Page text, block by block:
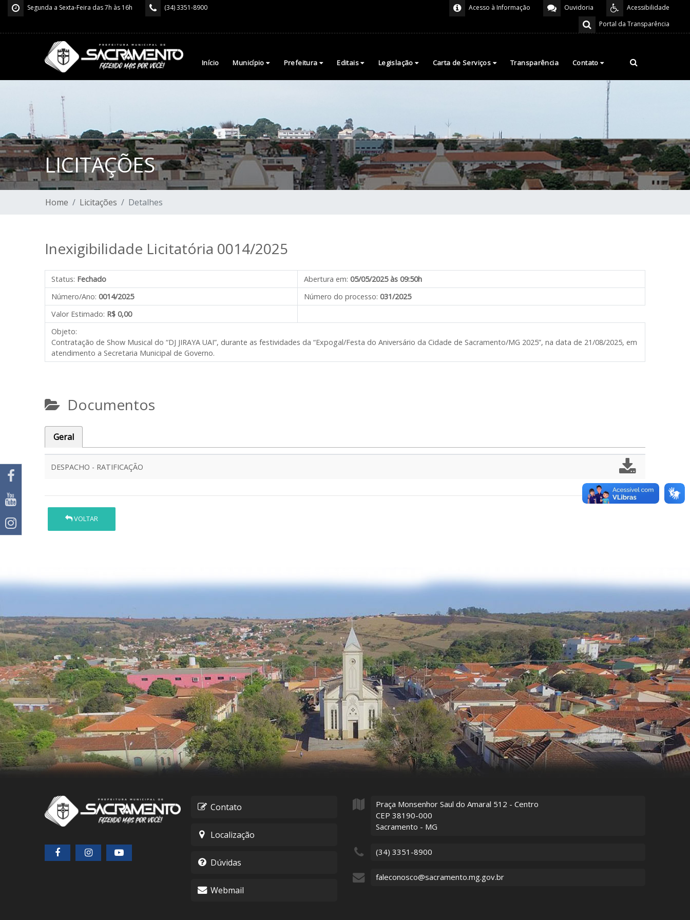
Segunda a Sexta-Feira das 7h às 16h (34) 3351-8900 Acessibilidade
Ouvidoria
Acesso à Informação
Portal da Transparência
Início Município Prefeitura Editais Legislação Carta de Serviços Transparência Contato
LICITAÇÕES
Home Licitações Detalhes
Inexigibilidade Licitatória 0014/2025
Status: Fechado Abertura em: 05/05/2025 às 09:50h
Número/Ano: 0014/2025 Número do processo: 031/2025
Valor Estimado: R$ 0,00
Objeto:
Contratação de Show Musical do “DJ JIRAYA UAI”, durante as festividades da “Expogal/Festa do Aniversário da Cidade de Sacramento/MG 2025”, na data de 21/08/2025, em
atendimento a Secretaria Municipal de Governo.
Documentos
Geral
DESPACHO - RATIFICAÇÃO
VOLTAR
Contato
Localização
Dúvidas
Webmail
Praça Monsenhor Saul do Amaral 512 - Centro
CEP 38190-000
Sacramento - MG
(34) 3351-8900
faleconosco@sacramento.mg.gov.br